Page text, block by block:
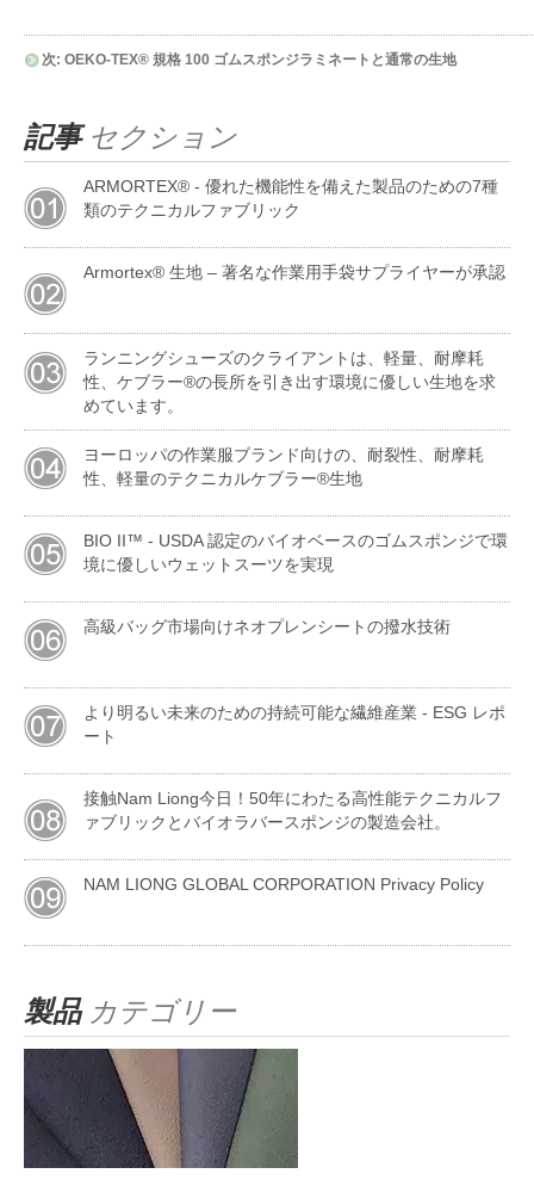
次: OEKO-TEX® 規格 100 ゴムスポンジラミネートと通常の生地
記事セクション
ARMORTEX® - 優れた機能性を備えた製品のための7種
類のテクニカルファブリック
Armortex® 生地 – 著名な作業用手袋サプライヤーが承認
ランニングシューズのクライアントは、軽量、耐摩耗
性、ケブラー®の長所を引き出す環境に優しい生地を求
めています。
ヨーロッパの作業服ブランド向けの、耐裂性、耐摩耗
性、軽量のテクニカルケブラー®生地
BIO II™ - USDA 認定のバイオベースのゴムスポンジで環
境に優しいウェットスーツを実現
高級バッグ市場向けネオプレンシートの撥水技術
より明るい未来のための持続可能な繊維産業 - ESG レポ
ート
接触Nam Liong今日！50年にわたる高性能テクニカルフ
ァブリックとバイオラバースポンジの製造会社。
NAM LIONG GLOBAL CORPORATION Privacy Policy
製品カテゴリー